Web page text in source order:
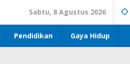
Sabtu, 8 Agustus 2026
Pendidikan Gaya Hidup